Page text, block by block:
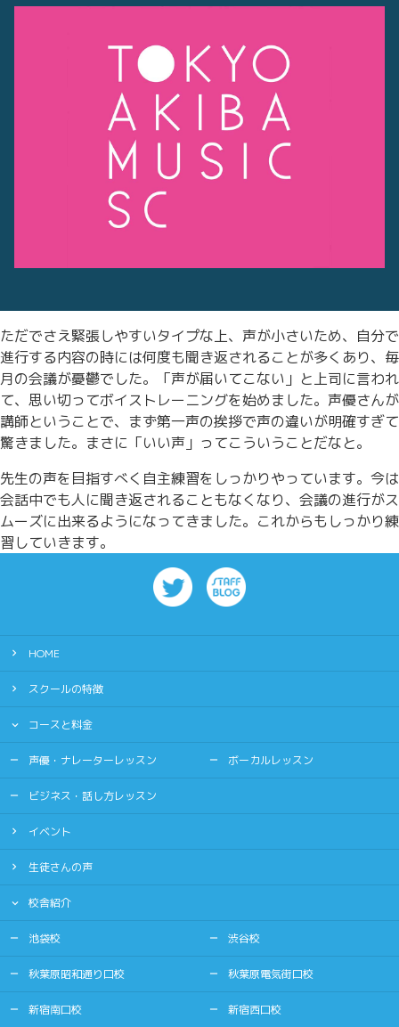
ただでさえ緊張しやすいタイプな上、声が小さいため、自分で
進行する内容の時には何度も聞き返されることが多くあり、毎
月の会議が憂鬱でした。「声が届いてこない」と上司に言われ
て、思い切ってボイストレーニングを始めました。声優さんが
講師ということで、まず第一声の挨拶で声の違いが明確すぎて
驚きました。まさに「いい声」ってこういうことだなと。
先生の声を目指すべく自主練習をしっかりやっています。今は
会話中でも人に聞き返されることもなくなり、会議の進行がス
ムーズに出来るようになってきました。これからもしっかり練
習していきます。
HOME
スクールの特徴
コースと料金
声優・ナレーターレッスン ボーカルレッスン
ビジネス・話し方レッスン
イベント
生徒さんの声
校舎紹介
池袋校 渋谷校
秋葉原昭和通り口校 秋葉原電気街口校
新宿南口校 新宿西口校